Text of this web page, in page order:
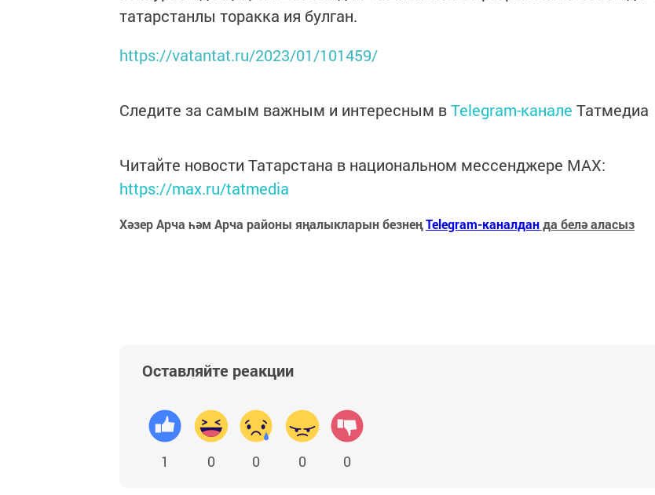
татарстанлы торакка ия булган.
https://vatantat.ru/2023/01/101459/
Следите за самым важным и интересным вTelegram-канале Татмедиа
Читайте новости Татарстана в национальном мессенджере MАХ:
https://max.ru/tatmedia
Хәзер Арча һәм Арча районы яңалыкларын безнеңTelegram-каналданда белә аласыз
Оставляйте реакции
1 0 0 0 0